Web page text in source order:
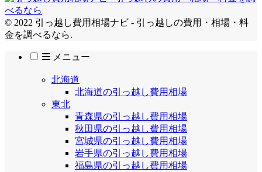
© 2022 引っ越し費用相場ナビ - 引っ越しの費用・相場・料
金を調べるなら.
メニュー
北海道
北海道の引っ越し費用相場
東北
青森県の引っ越し費用相場
秋田県の引っ越し費用相場
宮城県の引っ越し費用相場
岩手県の引っ越し費用相場
福島県の引っ越し費用相場